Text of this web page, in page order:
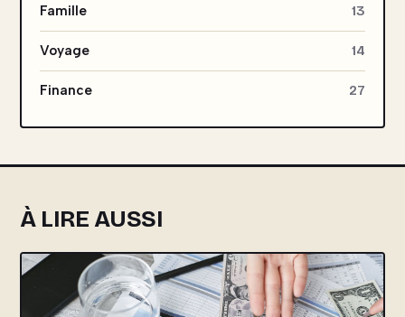
Famille 13
Voyage 14
Finance 27
À LIRE AUSSI